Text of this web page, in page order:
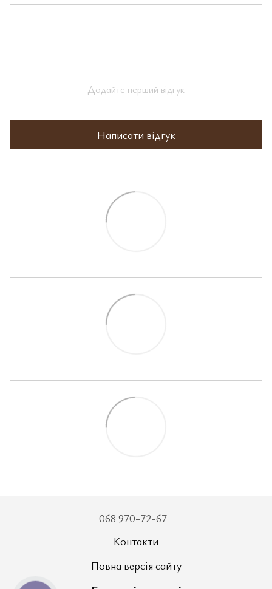
Додайте перший відгук
Написати відгук
068 970-72-67
Контакти
Повна версія сайту